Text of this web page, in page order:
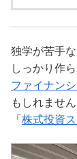
独学が苦手
しっかり作
ファイナン
もしれません
「 株式投資